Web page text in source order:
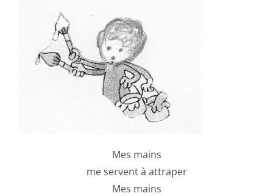
Mes mains
me servent à attraper
Mes mains